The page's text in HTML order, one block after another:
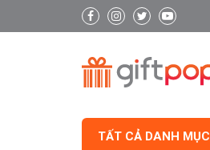
TẤT CẢ DANH MỤC